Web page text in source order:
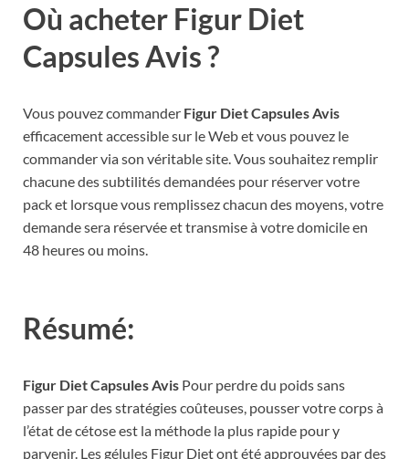
Où acheter Figur Diet
Capsules Avis ?
Vous pouvez commander Figur Diet Capsules Avis
efficacement accessible sur le Web et vous pouvez le
commander via son véritable site. Vous souhaitez remplir
chacune des subtilités demandées pour réserver votre
pack et lorsque vous remplissez chacun des moyens, votre
demande sera réservée et transmise à votre domicile en
48 heures ou moins.
Résumé:
Figur Diet Capsules Avis Pour perdre du poids sans
passer par des stratégies coûteuses, pousser votre corps à
l’état de cétose est la méthode la plus rapide pour y
parvenir. Les gélules Figur Diet ont été approuvées par des